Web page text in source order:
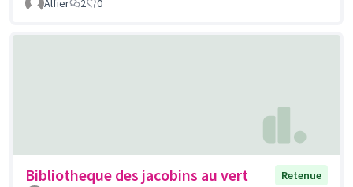
Alfier 2 0
Bibliotheque des jacobins au vert
Retenue